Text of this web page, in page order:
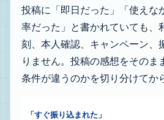
投稿に「即日だった」「使えな
率だった」と書かれていても、
刻、本人確認、キャンペーン、
りません。投稿の感想をそのま
条件が違うのかを切り分けてか
「すぐ振り込まれた」